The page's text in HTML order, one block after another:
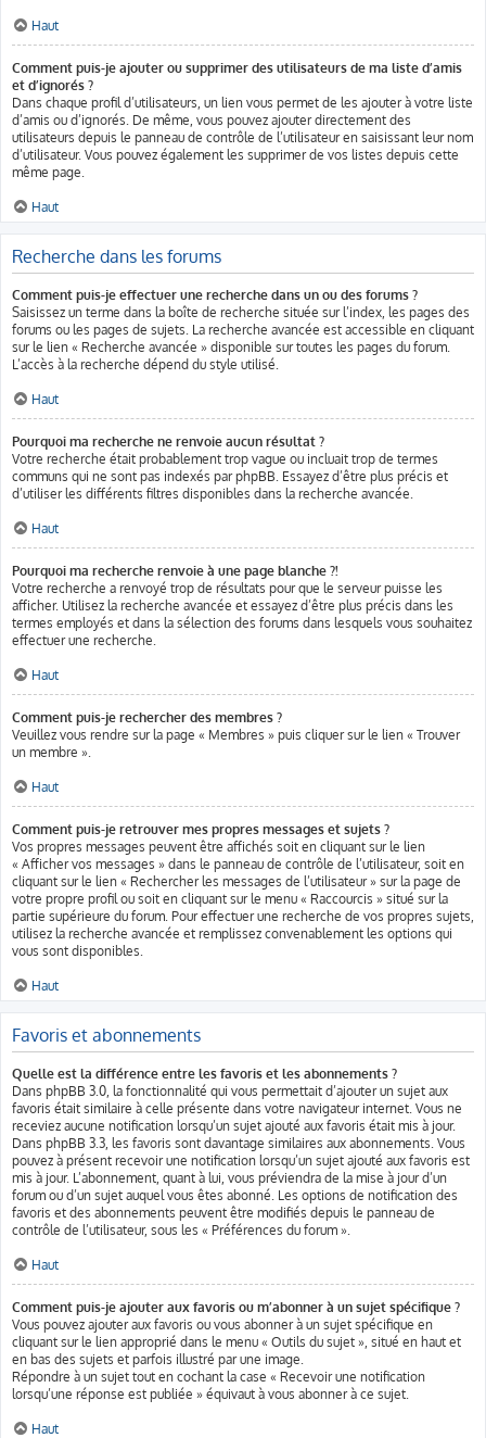
Haut
Comment puis-je ajouter ou supprimer des utilisateurs de ma liste d’amis
et d’ignorés ?
Dans chaque profil d’utilisateurs, un lien vous permet de les ajouter à votre liste
d’amis ou d’ignorés. De même, vous pouvez ajouter directement des
utilisateurs depuis le panneau de contrôle de l’utilisateur en saisissant leur nom
d’utilisateur. Vous pouvez également les supprimer de vos listes depuis cette
même page.
Haut
Recherche dans les forums
Comment puis-je effectuer une recherche dans un ou des forums ?
Saisissez un terme dans la boîte de recherche située sur l’index, les pages des
forums ou les pages de sujets. La recherche avancée est accessible en cliquant
sur le lien « Recherche avancée » disponible sur toutes les pages du forum.
L’accès à la recherche dépend du style utilisé.
Haut
Pourquoi ma recherche ne renvoie aucun résultat ?
Votre recherche était probablement trop vague ou incluait trop de termes
communs qui ne sont pas indexés par phpBB. Essayez d’être plus précis et
d’utiliser les différents filtres disponibles dans la recherche avancée.
Haut
Pourquoi ma recherche renvoie à une page blanche ?!
Votre recherche a renvoyé trop de résultats pour que le serveur puisse les
afficher. Utilisez la recherche avancée et essayez d’être plus précis dans les
termes employés et dans la sélection des forums dans lesquels vous souhaitez
effectuer une recherche.
Haut
Comment puis-je rechercher des membres ?
Veuillez vous rendre sur la page « Membres » puis cliquer sur le lien « Trouver
un membre ».
Haut
Comment puis-je retrouver mes propres messages et sujets ?
Vos propres messages peuvent être affichés soit en cliquant sur le lien
« Afficher vos messages » dans le panneau de contrôle de l’utilisateur, soit en
cliquant sur le lien « Rechercher les messages de l’utilisateur » sur la page de
votre propre profil ou soit en cliquant sur le menu « Raccourcis » situé sur la
partie supérieure du forum. Pour effectuer une recherche de vos propres sujets,
utilisez la recherche avancée et remplissez convenablement les options qui
vous sont disponibles.
Haut
Favoris et abonnements
Quelle est la différence entre les favoris et les abonnements ?
Dans phpBB 3.0, la fonctionnalité qui vous permettait d’ajouter un sujet aux
favoris était similaire à celle présente dans votre navigateur internet. Vous ne
receviez aucune notification lorsqu’un sujet ajouté aux favoris était mis à jour.
Dans phpBB 3.3, les favoris sont davantage similaires aux abonnements. Vous
pouvez à présent recevoir une notification lorsqu’un sujet ajouté aux favoris est
mis à jour. L’abonnement, quant à lui, vous préviendra de la mise à jour d’un
forum ou d’un sujet auquel vous êtes abonné. Les options de notification des
favoris et des abonnements peuvent être modifiés depuis le panneau de
contrôle de l’utilisateur, sous les « Préférences du forum ».
Haut
Comment puis-je ajouter aux favoris ou m’abonner à un sujet spécifique ?
Vous pouvez ajouter aux favoris ou vous abonner à un sujet spécifique en
cliquant sur le lien approprié dans le menu « Outils du sujet », situé en haut et
en bas des sujets et parfois illustré par une image.
Répondre à un sujet tout en cochant la case « Recevoir une notification
lorsqu’une réponse est publiée » équivaut à vous abonner à ce sujet.
Haut